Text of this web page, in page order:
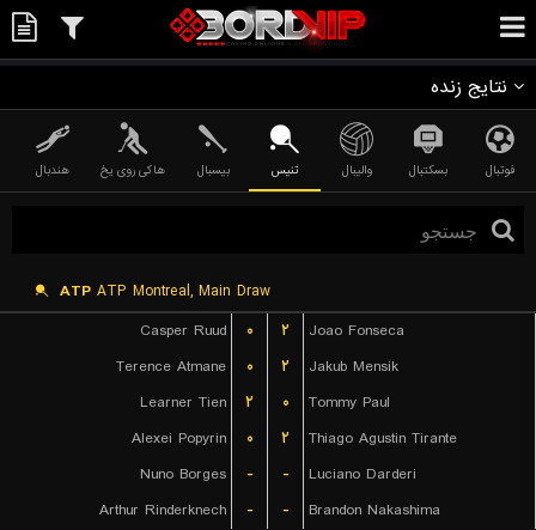
نتایج زنده
فوتبال بسکتبال والیبال تنیس بیسبال هاکی روی یخ هندبال
ATP ATP Montreal, Main Draw
Casper Ruud
۰ ۲
Joao Fonseca
Terence Atmane
۰ ۲
Jakub Mensik
Learner Tien
۲ ۰
Tommy Paul
Alexei Popyrin
۰ ۲
Thiago Agustin Tirante
Nuno Borges
- -
Luciano Darderi
Arthur Rinderknech
- - Brandon Nakashima